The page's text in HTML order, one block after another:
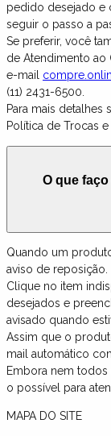
pedido desejado e
seguir o passo a
Se preferir, você
de Atendimento
e-mail
(11) 2431-6500.
Para mais
Política de Trocas
O que
Quando um
aviso de reposição.
Clique no item
desejados e
avisado quando
Assim que o
mail automático
Embora nem todos
o possível para
MAPA DO SITE